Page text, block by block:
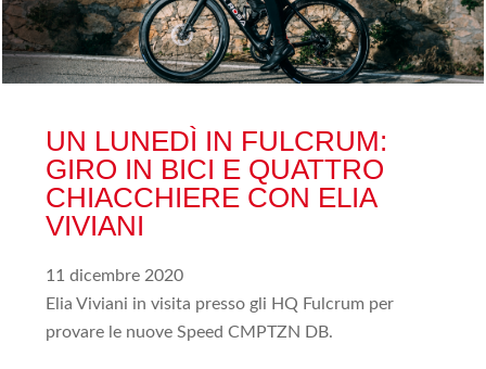
UN LUNEDÌ IN FULCRUM:
GIRO IN BICI E QUATTRO
CHIACCHIERE CON ELIA
VIVIANI
11 dicembre 2020
Elia Viviani in visita presso gli HQ Fulcrum per
provare le nuove Speed CMPTZN DB.